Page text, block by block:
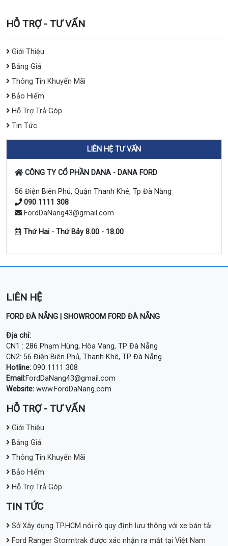
HỖ TRỢ - TƯ VẤN
Giới Thiệu
Bảng Giá
Thông Tin Khuyến Mãi
Bảo Hiểm
Hỗ Trợ Trả Góp
Tin Tức
LIÊN HỆ TƯ VẤN
CÔNG TY CỔ PHẦN DANA - DANA FORD
56 Điện Biên Phủ, Quận Thanh Khê, Tp Đà Nẵng
090 1111 308
FordDaNang43@gmail.com
Thứ Hai - Thứ Bảy 8.00 - 18.00
LIÊN HỆ
FORD ĐÀ NẴNG | SHOWROOM FORD ĐÀ NẴNG
Địa chỉ:
CN1 : 286 Phạm Hùng, Hòa Vang, TP Đà Nẵng
CN2: 56 Điện Biên Phủ, Thanh Khê, TP Đà Nẵng
Hotline: 090 1111 308
Email:FordDaNang43@gmail.com
Website: www.FordDaNang.com
HỖ TRỢ - TƯ VẤN
Giới Thiệu
Bảng Giá
Thông Tin Khuyến Mãi
Bảo Hiểm
Hỗ Trợ Trả Góp
TIN TỨC
Sở Xây dựng TP.HCM nói rõ quy định lưu thông với xe bán tải
Ford Ranger Stormtrak được xác nhận ra mắt tại Việt Nam